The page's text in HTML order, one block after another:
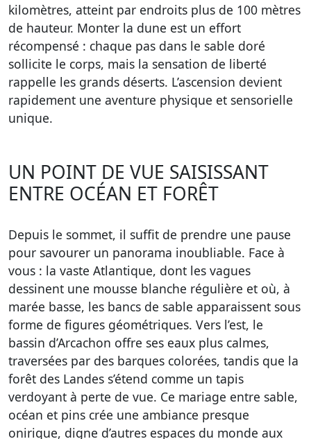
kilomètres, atteint par endroits plus de 100 mètres
de hauteur. Monter la dune est un effort
récompensé : chaque pas dans le sable doré
sollicite le corps, mais la sensation de liberté
rappelle les grands déserts. L’ascension devient
rapidement une aventure physique et sensorielle
unique.
UN POINT DE VUE SAISISSANT
ENTRE OCÉAN ET FORÊT
Depuis le sommet, il suffit de prendre une pause
pour savourer un panorama inoubliable. Face à
vous : la vaste Atlantique, dont les vagues
dessinent une mousse blanche régulière et où, à
marée basse, les bancs de sable apparaissent sous
forme de figures géométriques. Vers l’est, le
bassin d’Arcachon offre ses eaux plus calmes,
traversées par des barques colorées, tandis que la
forêt des Landes s’étend comme un tapis
verdoyant à perte de vue. Ce mariage entre sable,
océan et pins crée une ambiance presque
onirique, digne d’autres espaces du monde aux